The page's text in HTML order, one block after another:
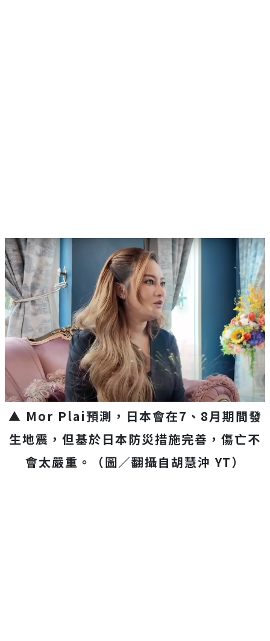
▲ Mor Plai預測，日本會在7、8月期間發
生地震，但基於日本防災措施完善，傷亡不
會太嚴重。（圖／翻攝自胡慧沖 YT）